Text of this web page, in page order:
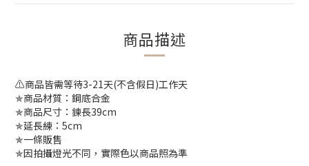
商品描述
⚠️商品皆需等待3-21天(不含假日)工作天
✯商品材質：鋼底合金
✯商品尺寸：鍊長39cm
✯延長練：5cm
✯一條販售
✯因拍攝燈光不同，實際色以商品照為準